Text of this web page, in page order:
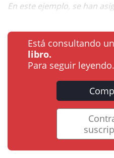
En este ejemplo, se han
Está consultando un
libro.
Para seguir